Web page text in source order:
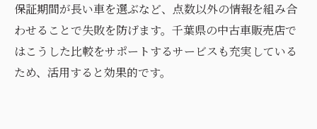
保証期間が長い車を選ぶなど、点数以外の情報を組み合
わせることで失敗を防げます。千葉県の中古車販売店で
はこうした比較をサポートするサービスも充実している
ため、活用すると効果的です。